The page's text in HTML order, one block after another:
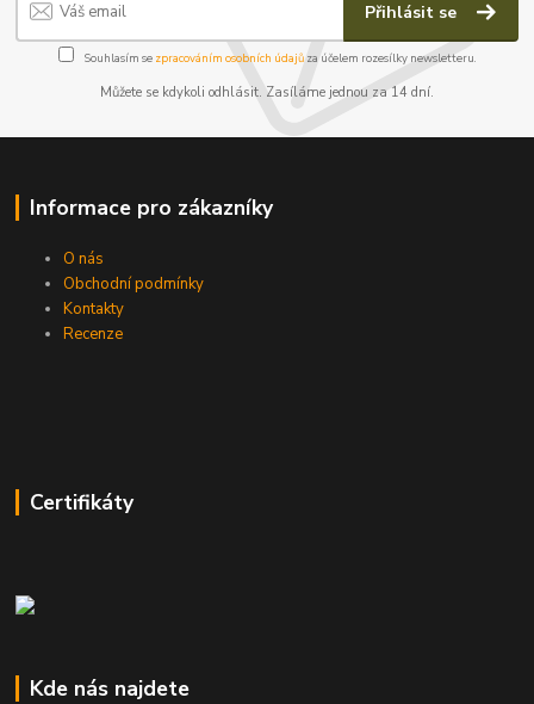
Přihlásit se
Souhlasím se zpracováním osobních údajůza účelem rozesílky newsletteru.
Můžete se kdykoli odhlásit. Zasíláme jednou za 14 dní.
Informace pro zákazníky
O nás
Obchodní podmínky
Kontakty
Recenze
Certifikáty
Kde nás najdete